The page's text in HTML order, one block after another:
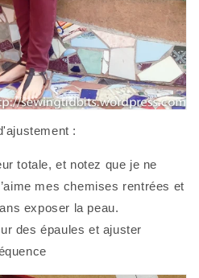
:
totale, et notez que je ne
mes chemises rentrées et
exposer la peau.
des épaules et ajuster